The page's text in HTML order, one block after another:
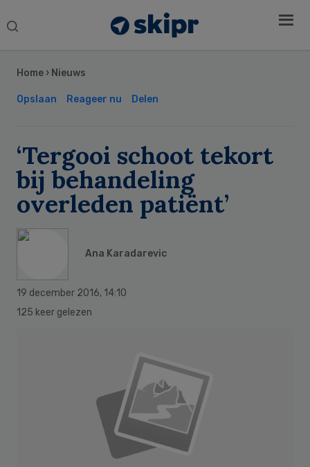
Search
Home › Nieuws
Opslaan Reageer nu Delen
‘Tergooi schoot tekort
bij behandeling
overleden patiënt’
Ana Karadarevic
19 december 2016, 14:10
125 keer gelezen
Sidebar